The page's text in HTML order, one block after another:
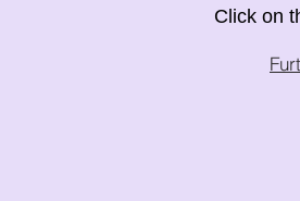
Click on